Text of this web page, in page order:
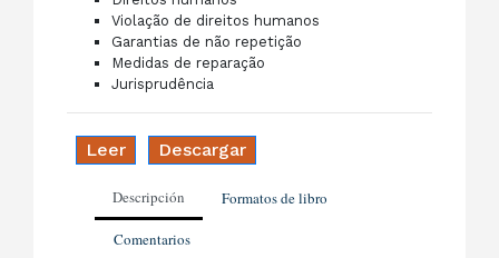
Violação de direitos humanos
Garantias de não repetição
Medidas de reparação
Jurisprudência
Leer Descargar
Descripción Formatos de libro
Comentarios